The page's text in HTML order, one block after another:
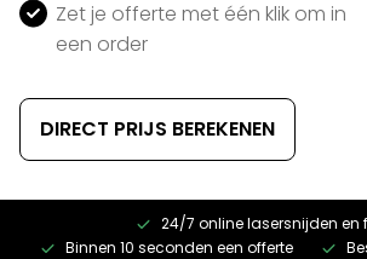
Zet je offerte met één klik om in
een order
DIRECT PRIJS BEREKENEN
24/7 online lasersnijden en
Binnen 10 seconden een offerte